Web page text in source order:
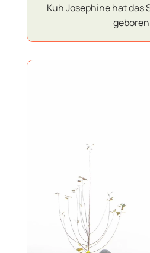
Kuh Josephine hat das